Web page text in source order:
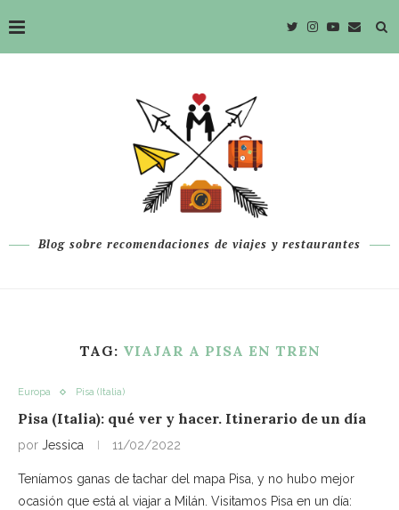
Blog sobre recomendaciones de viajes y restaurantes
TAG: VIAJAR A PISA EN TREN
Europa Pisa (Italia)
Pisa (Italia): qué ver y hacer. Itinerario de un día
por Jessica 11/02/2022
Teníamos ganas de tachar del mapa Pisa, y no hubo mejor
ocasión que está al viajar a Milán. Visitamos Pisa en un día: